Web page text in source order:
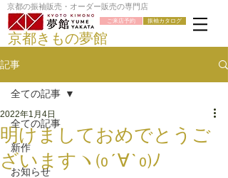
ご来店予約
京都の振袖販売・オーダー販売の専門店
京都きもの夢館
振袖カタログ
記事
全ての記事
新作
お知らせ
全ての記事
明けましておめでとうご
ざいますヽ(o´∀`o)ﾉ
2022年1月4日